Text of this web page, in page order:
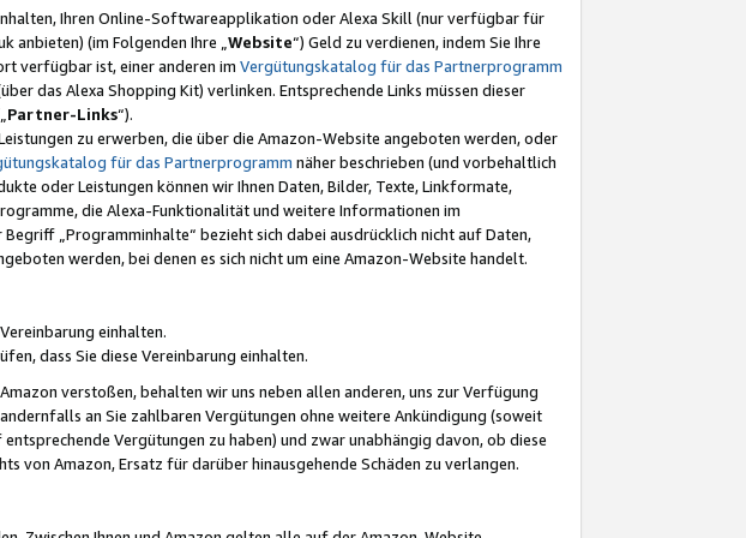
Ihren Online-Softwareapplikation oder Alexa Skill (nur verfügbar für
(im Folgenden Ihre „ Website“) Geld zu verdienen, indem Sie Ihre
verfügbar ist, einer anderen im Vergütungskatalog für das Partnerprogramm
das Alexa Shopping Kit) verlinken. Entsprechende Links müssen dieser
Partner-Links“).
zu erwerben, die über die Amazon-Website angeboten werden, oder
für das Partnerprogramm näher beschrieben (und vorbehaltlich
oder Leistungen können wir Ihnen Daten, Bilder, Texte, Linkformate,
die Alexa-Funktionalität und weitere Informationen im
„Programminhalte“ bezieht sich dabei ausdrücklich nicht auf Daten,
werden, bei denen es sich nicht um eine Amazon-Website handelt.
einhalten.
dass Sie diese Vereinbarung einhalten.
verstoßen, behalten wir uns neben allen anderen, uns zur Verfügung
an Sie zahlbaren Vergütungen ohne weitere Ankündigung (soweit
Vergütungen zu haben) und zwar unabhängig davon, ob diese
von Amazon, Ersatz für darüber hinausgehende Schäden zu verlangen.